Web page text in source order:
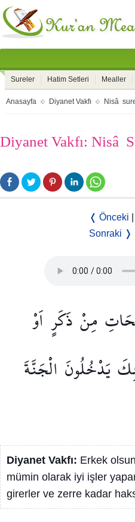
Sureler Hatim Setleri Mealler
Anasayfa Diyanet Vakfı Nisâ
Diyanet Vakfı: Nisâ
❬ Önceki
Sonraki ❭
مِنْ ذَكَرٍاَوْ
يَدْخُلُونَ الْجَنَّةَ
Diyanet Vakfı: Erkek
mümin olarak iyi işler
girerler ve zerre kadar